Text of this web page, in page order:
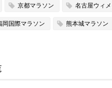
京都マラソン 名古屋ウィ
岡国際マラソン 熊本城マラソン